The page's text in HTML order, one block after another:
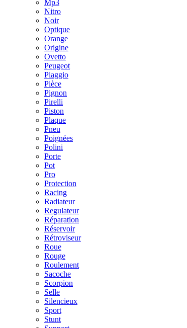
Mp3
Nitro
Noir
Optique
Orange
Origine
Ovetto
Peugeot
Piaggio
Pièce
Pignon
Pirelli
Piston
Plaque
Pneu
Poignées
Polini
Porte
Pot
Pro
Protection
Racing
Radiateur
Regulateur
Réparation
Réservoir
Rétroviseur
Roue
Rouge
Roulement
Sacoche
Scorpion
Selle
Silencieux
Sport
Stunt